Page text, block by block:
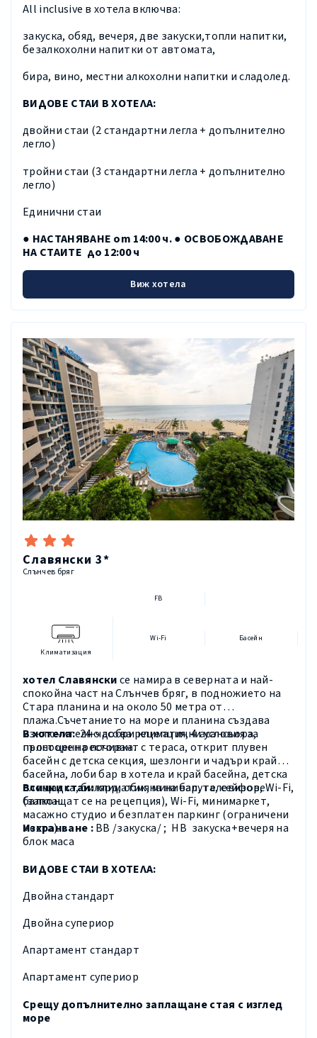
All inclusive в хотела включва:
закуска, обяд, вечеря, две закуски,топли напитки,
безалкохолни напитки от автомата,
бира, вино, местни алкохолни напитки и сладолед.
ВИДОВЕ СТАИ В ХОТЕЛА:
двойни стаи (2 стандартни легла + допълнително
легло)
тройни стаи (3 стандартни легла + допълнително
легло)
Единични стаи
● НАСТАНЯВАНЕ от 14:00 ч. ● ОСВОБОЖДАВАНЕ
НА СТАИТЕ до 12:00 ч
Виж хотела
Славянски 3*
Слънчев бряг
FB
Климатизация
Wi-Fi Басейн
хотел Славянскисе намира в северната и най-
спокойна част на Слънчев бряг, в подножието на
Стара планина и на около 50 метра от
плажа.Съчетанието на море и планина създава
изключително добри климатични условия за
пълноценна почивка.
В хотела:24-часова рецепция, 4 асансьора,
просторен ресторант с тераса, открит плувен
басейн с детска секция, шезлонги и чадъри край
басейна, лоби бар в хотела и край басейна, детска
площадка, билярд, обмяна на валута, сейфове
(заплащат се на рецепция), Wi-Fi, минимаркет,
масажно студио и безплатен паркинг (ограничени
места).
Всички стаи:климатик, минибар, телевизор, Wi-Fi,
балкон.
Изхранване :ВВ /закуска/ ; НВ закуска+вечеря на
блок маса
ВИДОВЕ СТАИ В ХОТЕЛА:
Двойна стандарт
Двойна супериор
Апартамент стандарт
Апартамент супериор
Срещу допълнително заплащане стая с изглед
море